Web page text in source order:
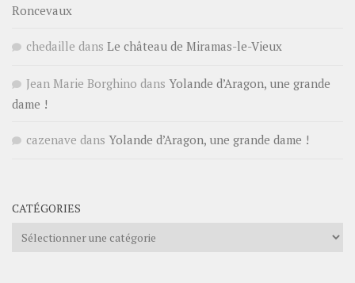
Roncevaux
chedaille dans Le château de Miramas-le-Vieux
Jean Marie Borghino dans Yolande d’Aragon, une grande
dame !
cazenave dans Yolande d’Aragon, une grande dame !
CATÉGORIES
Catégories